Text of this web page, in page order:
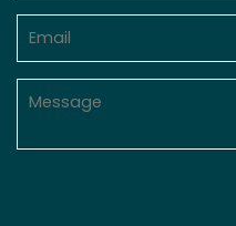
(Documents, études,